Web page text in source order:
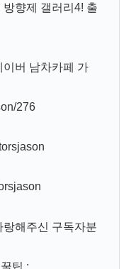
향제 갤러리4! 출
버 남차카페 가
276
해주신 구독자분
팁 :